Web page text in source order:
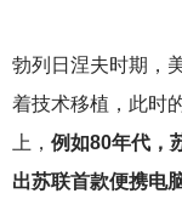
勃列日涅夫时期，
着技术移植，此时
上， 例如80年代，
出苏联首款便携电脑